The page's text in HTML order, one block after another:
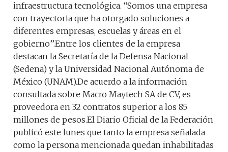
infraestructura tecnológica. “Somos una empresa
con trayectoria que ha otorgado soluciones a
diferentes empresas, escuelas y áreas en el
gobierno’’.Entre los clientes de la empresa
destacan la Secretaría de la Defensa Nacional
(Sedena) y la Universidad Nacional Autónoma de
México (UNAM).De acuerdo a la información
consultada sobre Macro Maytech SA de CV, es
proveedora en 32 contratos superior a los 85
millones de pesos.El Diario Oficial de la Federación
publicó este lunes que tanto la empresa señalada
como la persona mencionada quedan inhabilitadas